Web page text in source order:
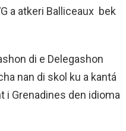
a atkeri Balliceaux bek
di e Delegashon
nan di skol ku a kantá
i Grenadines den idioma